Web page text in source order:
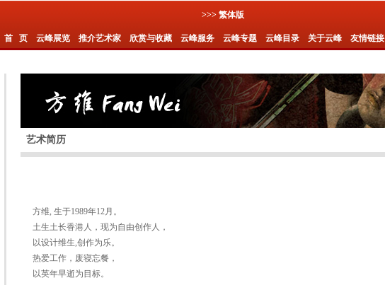
>>> 繁体版
首 页 云峰展览 推介艺术家 欣赏与收藏 云峰服务 云峰专题 云峰目录 关于云峰 友情链接
艺术简历
方维, 生于1989年12月。
土生土长香港人，现为自由创作人，
以设计维生,创作为乐。
热爱工作，废寝忘餐，
以英年早逝为目标。